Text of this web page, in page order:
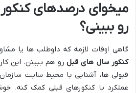
میخوای درصدهای
رو ببینی؟
گاهی اوقات لازمه که داوطلب ها یا
کنکور سال های قبلرو هم ببینن. این
قبولی ها، آشنایی با محیط سایت
عملکرد با کنکورهای قبلی کمک کنه.